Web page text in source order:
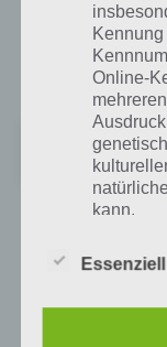
Im Google Play
Android 2.3 oder
App nutzen können.
Preis:
iTunes App
Im iTunes App Store
erhältlich. Auch hier
Online-
kann.
Essenziell